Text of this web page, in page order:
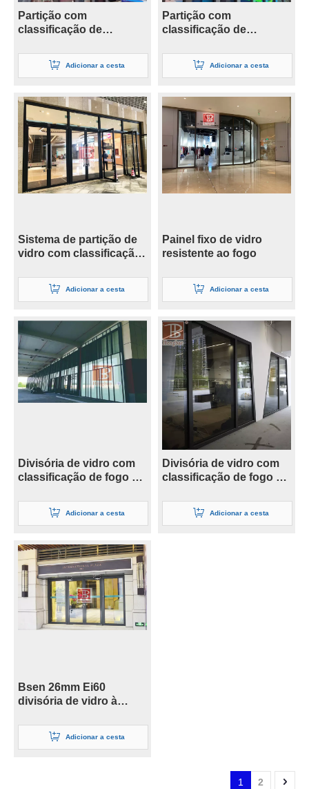
Partição com
classificação de
Adicionar a cesta
Partição com
classificação de
Adicionar a cesta
Sistema de partição de
vidro com classificação
qualidade
Adicionar a cesta
Painel fixo de vidro
resistente ao fogo
Adicionar a cesta
Divisória de vidro com
classificação de fogo de
Adicionar a cesta
Divisória de vidro com
classificação de fogo de
Adicionar a cesta
Bsen 26mm Ei60
divisória de vidro à
Adicionar a cesta
1 2